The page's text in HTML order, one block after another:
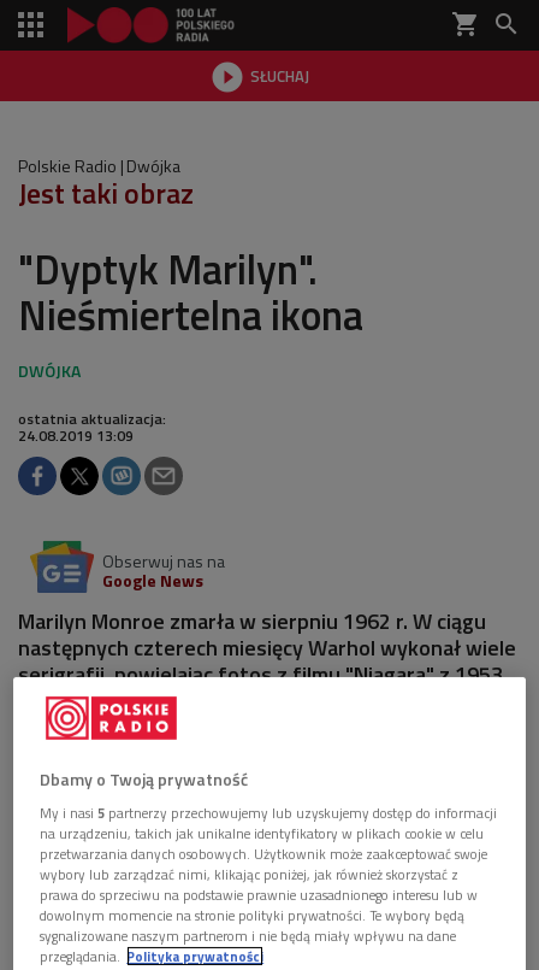
shopping_cart 
 SŁUCHAJ

Polskie Radio Dwójka
Jest taki obraz
"Dyptyk Marilyn".
Nieśmiertelna ikona
ostatnia aktualizacja:
24.08.2019 13:09
Obserwuj nas na
Google News
Marilyn Monroe zmarła w sierpniu 1962 r. W ciągu
następnych czterech miesięcy Warhol wykonał wiele
serigrafii, powielając fotos z filmu "Niagara" z 1953
roku z uśmiechniętą twarzą amerykańskiej gwiazdy
filmowej. O tym obrazie rozmawialiśmy w audycji
AUDIO 1 plik
 14'40 
Audycja o obrazie "Dyptyk Marilyn" (Jest taki
obraz/Dwójka)
Dbamy o Twoją prywatność
My i nasi5 partnerzy przechowujemy lub uzyskujemy dostęp do informacji
na urządzeniu, takich jak unikalne identyfikatory w plikach cookie w celu
przetwarzania danych osobowych. Użytkownik może zaakceptować swoje
wybory lub zarządzać nimi, klikając poniżej, jak również skorzystać z
prawa do sprzeciwu na podstawie prawnie uzasadnionego interesu lub w
dowolnym momencie na stronie polityki prywatności. Te wybory będą
sygnalizowane naszym partnerom i nie będą miały wpływu na dane
przeglądania. Polityka prywatności